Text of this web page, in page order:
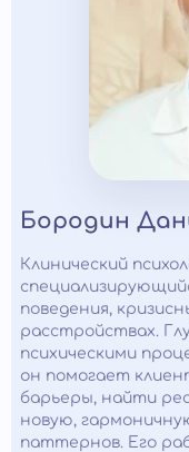
Бородин
Клинический
поведения,
расстройствах.
психическими
он помогает
барьеры, найти
новую,
паттернов. Его